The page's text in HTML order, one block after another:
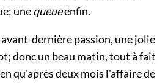
unequeueenfin.
dernière passion, une jolie
donc un beau matin, tout à fait
qu'après deux mois l'affaire de